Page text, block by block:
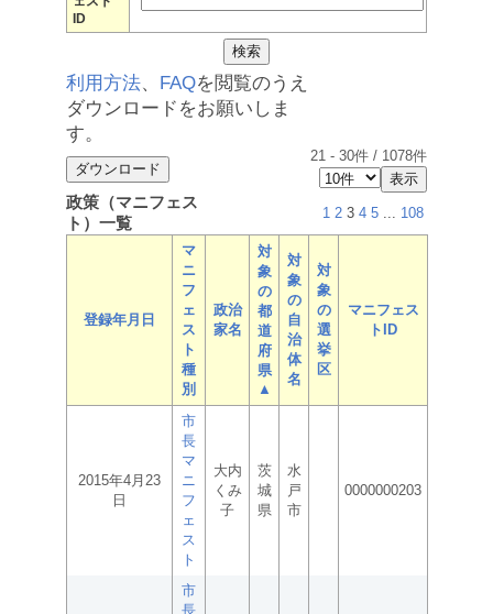
ID
利用方法、 FAQを閲覧のうえ
ダウンロードをお願いしま
す。
21 - 30件 / 1078件
政策（マニフェス
ト）一覧
1 2 3 4 5 ... 108
登録年月日
マ
ニ
フ
ェ
ス
ト
種
別
政治
家名
対
象
の
都
道
府
県
▲
対
象
の
自
治
体
名
対
象
の
選
挙
区
マニフェス
トID
2015年4月23
日
市
長
マ
ニ
フ
ェ
ス
ト
大内
くみ
子
茨
城
県
水
戸
市
0000000203
市
長